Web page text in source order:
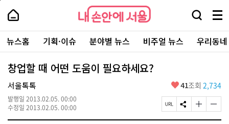
본
로
가
내
손
안
에
서
울
-
서
울
시
대
표
소
내
손
에
울
검
창
열
기
메
뉴
전
체
보
주
요
서
뉴스홈 기획·이슈 분야별 뉴스 비주얼 뉴스 우리동
창업할 때 어떤 도움이 필요하세요?
서울톡톡
발행일 2013.02.05. 00:00
수정일 2013.02.05. 00:00
좋
요
41조회 2,734
페
이
S
N
글
자
글
자
페
상
단
로